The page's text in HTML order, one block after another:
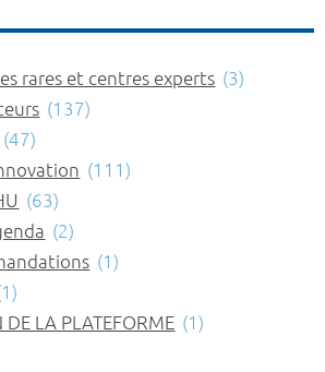
rares et centres experts (3)
(137)
(47)
(111)
(63)
(2)
(1)
DE LA PLATEFORME (1)